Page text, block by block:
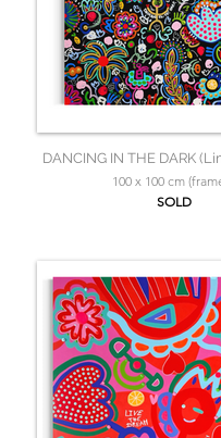
DANCING IN THE DARK
100 x 100 cm
SOLD